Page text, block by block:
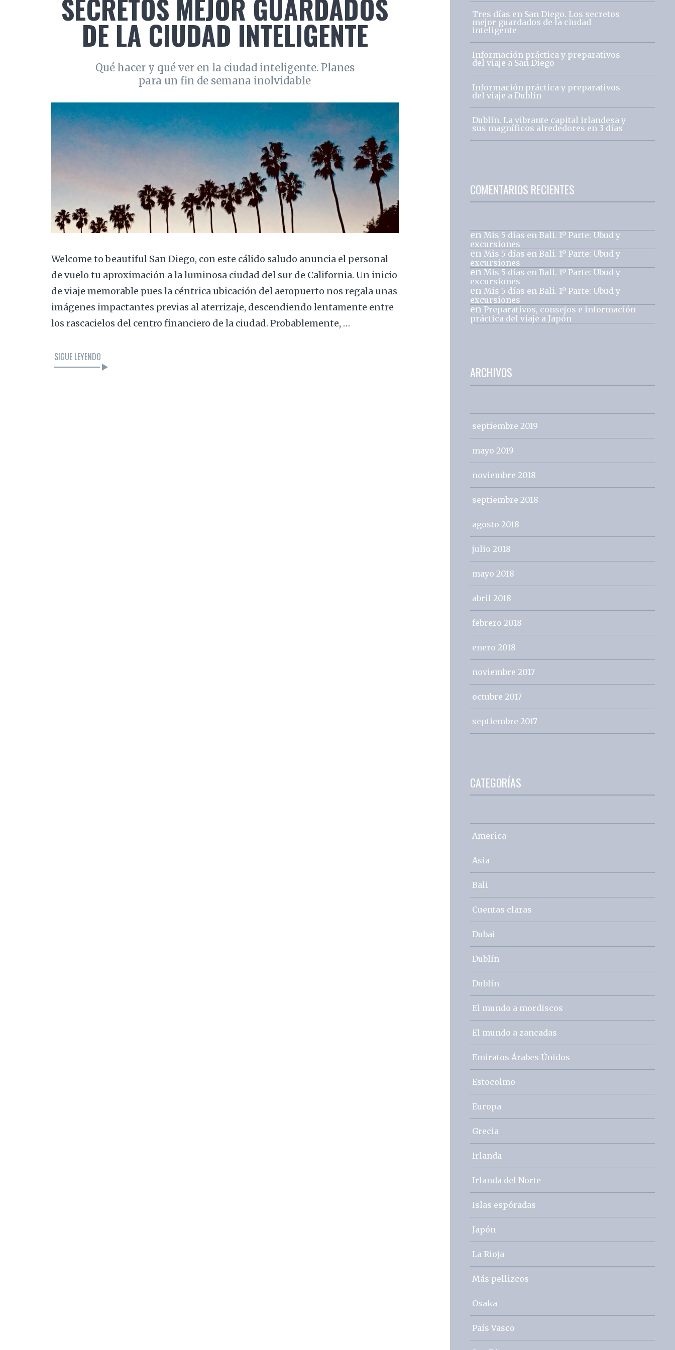
SECRETOS MEJOR GUARDADOS
DE LA CIUDAD INTELIGENTE
Qué hacer y qué ver en la ciudad inteligente. Planes
para un fin de semana inolvidable
Welcome to beautiful San Diego, con este cálido saludo anuncia el personal
de vuelo tu aproximación a la luminosa ciudad del sur de California. Un inicio
de viaje memorable pues la céntrica ubicación del aeropuerto nos regala unas
imágenes impactantes previas al aterrizaje, descendiendo lentamente entre
los rascacielos del centro financiero de la ciudad. Probablemente, …
SIGUE LEYENDO
Tres días en San Diego. Los secretos
mejor guardados de la ciudad
inteligente
Información práctica y preparativos
del viaje a San Diego
Información práctica y preparativos
del viaje a Dublín
Dublín. La vibrante capital irlandesa y
sus magníficos alrededores en 3 días
COMENTARIOS RECIENTES
en Mis 5 días en Bali. 1º Parte: Ubud y
excursiones
en Mis 5 días en Bali. 1º Parte: Ubud y
excursiones
en Mis 5 días en Bali. 1º Parte: Ubud y
excursiones
en Mis 5 días en Bali. 1º Parte: Ubud y
excursiones
en Preparativos, consejos e información
práctica del viaje a Japón
ARCHIVOS
septiembre 2019
mayo 2019
noviembre 2018
septiembre 2018
agosto 2018
julio 2018
mayo 2018
abril 2018
febrero 2018
enero 2018
noviembre 2017
octubre 2017
septiembre 2017
CATEGORÍAS
America
Asia
Bali
Cuentas claras
Dubai
Dublín
Dublín
El mundo a mordiscos
El mundo a zancadas
Emiratos Árabes Únidos
Estocolmo
Europa
Grecia
Irlanda
Irlanda del Norte
Islas espóradas
Japón
La Rioja
Más pellizcos
Osaka
País Vasco